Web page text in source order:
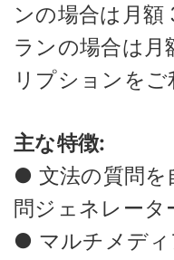
ンの場合は月
ランの場合は月
リプションをご
主な特徴:
● 文法の質問を
問ジェネレータ
● マルチメディ